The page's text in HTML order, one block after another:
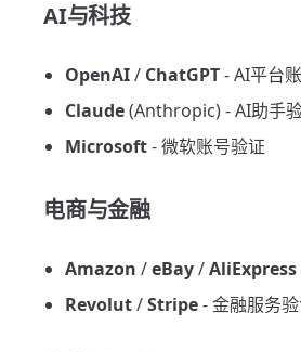
AI与科技
OpenAI/ ChatGPT- AI平台
Claude(Anthropic) - AI助手
Microsoft- 微软账号验证
电商与金融
Amazon /eBay/AliExpress
Revolut/Stripe- 金融服务